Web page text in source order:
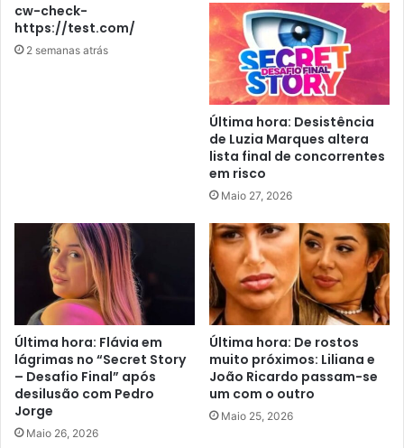
cw-check-
https://test.com/
2 semanas atrás
Última hora: Desistência
de Luzia Marques altera
lista final de concorrentes
em risco
Maio 27, 2026
Última hora: Flávia em
lágrimas no “Secret Story
– Desafio Final” após
desilusão com Pedro
Jorge
Maio 26, 2026
Última hora: De rostos
muito próximos: Liliana e
João Ricardo passam-se
um com o outro
Maio 25, 2026